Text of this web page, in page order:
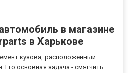
в магазине
в Харькове
кузова, расположенный
основная задача - смягчить